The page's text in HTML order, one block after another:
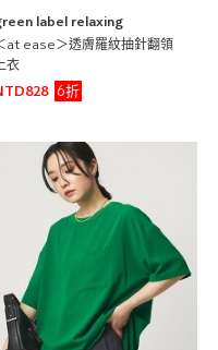
label relaxing
at ease＞透膚羅紋抽針翻領
衣
6折